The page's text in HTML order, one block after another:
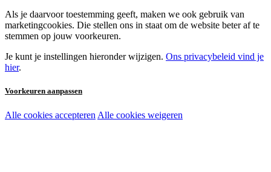
Als je daarvoor toestemming geeft, maken we ook gebruik van
marketingcookies. Die stellen ons in staat om de website beter af te
stemmen op jouw voorkeuren.
Je kunt je instellingen hieronder wijzigen. Ons privacybeleid vind je
hier.
Voorkeuren aanpassen
Noodzakelijke cookies:
Alle cookies accepteren Alle cookies weigeren